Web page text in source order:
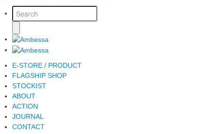
E-STORE / PRODUCT
FLAGSHIP SHOP
STOCKIST
ABOUT
ACTION
JOURNAL
CONTACT